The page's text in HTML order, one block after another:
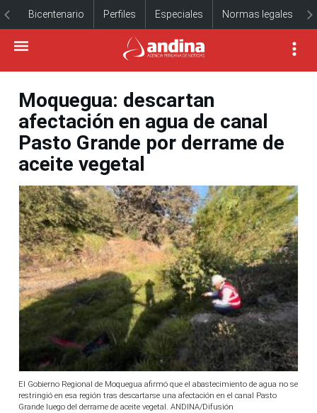
Bicentenario Perfiles Especiales Normas legales
Moquegua: descartan
afectación en agua de canal
Pasto Grande por derrame de
aceite vegetal
El Gobierno Regional de Moquegua afirmó que el abastecimiento de agua no se
restringió en esa región tras descartarse una afectación en el canal Pasto
Grande luego del derrame de aceite vegetal. ANDINA/Difusión